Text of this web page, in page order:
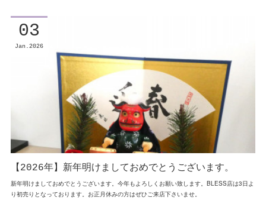
【2026年】新年明けましておめでとうございます。
新年明けましておめでとうございます。今年もよろしくお願い致します。BLESS店は3日よ
り初売りとなっております。お正月休みの方はぜひご来店下さいませ。
03
Jan 2026